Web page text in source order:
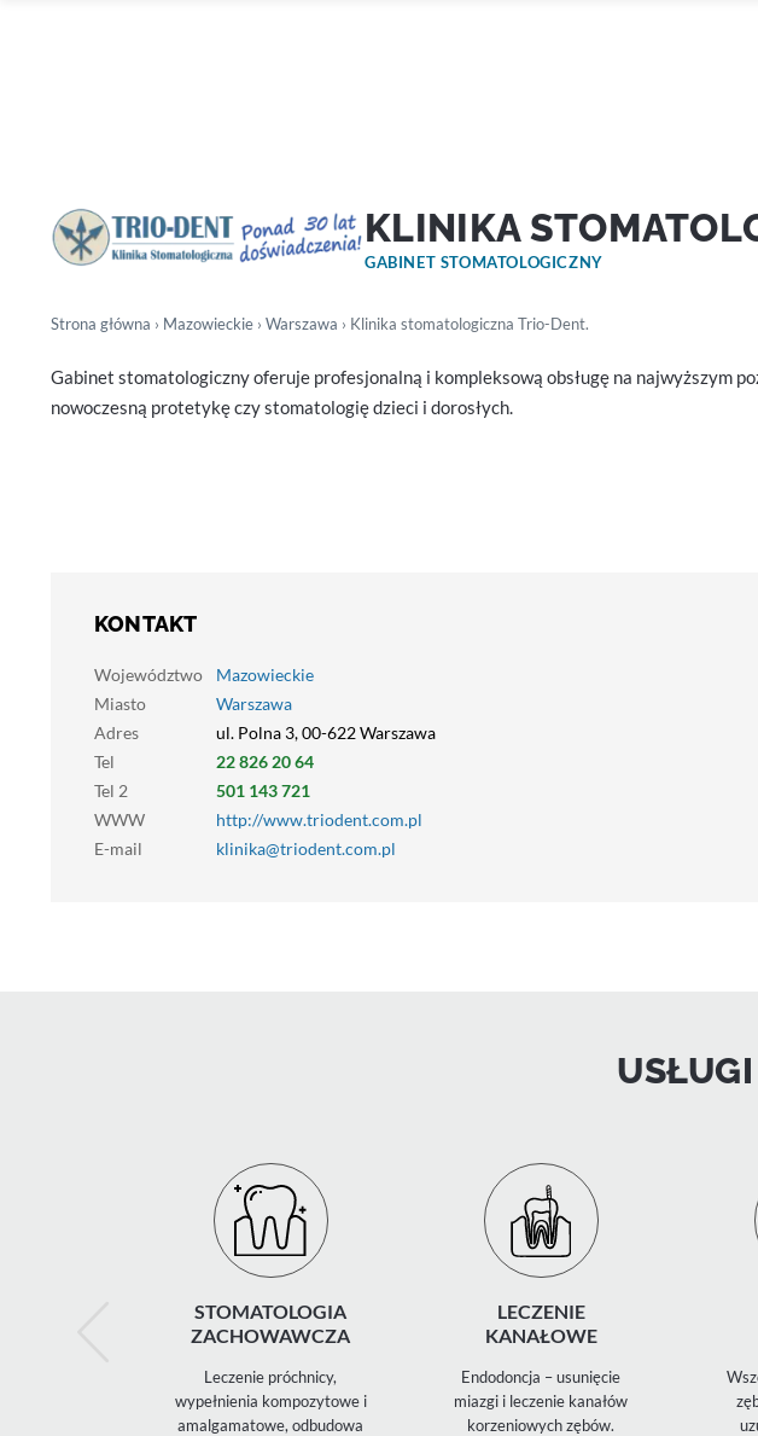
KLINIKA
GABINET STOMATOLOGICZNY
Strona główna › Mazowieckie › Warszawa › Klinika stomatologiczna Trio-Dent.
Gabinet stomatologiczny oferuje profesjonalną i kompleksową obsługę na najwyższym
nowoczesną protetykę czy stomatologię dzieci i dorosłych.
KONTAKT
Województwo
Mazowieckie
Miasto
Warszawa
Adres
ul. Polna 3, 00-622 Warszawa
Tel
22 826 20 64
Tel 2
501 143 721
WWW
http://www.triodent.com.pl
E-mail
klinika@triodent.com.pl
STOMATOLOGIA
ZACHOWAWCZA
Leczenie próchnicy,
wypełnienia kompozytowe i
amalgamatowe, odbudowa
LECZENIE
KANAŁOWE
Endodoncja – usunięcie
miazgi i leczenie kanałów
korzeniowych zębów.